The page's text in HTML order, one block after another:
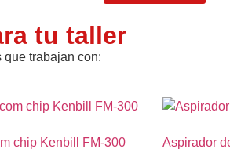
tu taller
trabajan con:
chip Kenbill FM-300 Aspirador